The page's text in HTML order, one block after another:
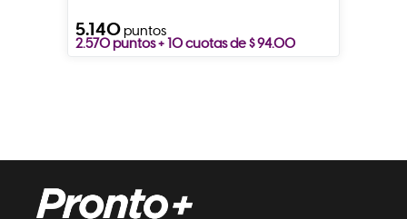
5.140puntos
2.570 puntos + 10 cuotas de $ 94.00